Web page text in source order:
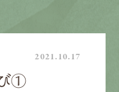
2021.10.17
①